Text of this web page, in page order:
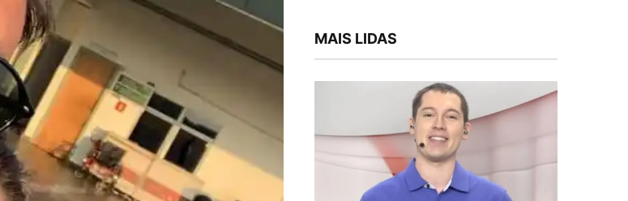
MAIS LIDAS